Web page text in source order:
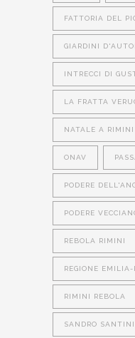
FATTORIA DEL
GIARDINI
INTRECCI DI
LA FRATTA
NATALE A RIMINI
ONAV
PODERE
PODERE
REBOLA RIMINI
REGIONE EMILIA-
RIMINI REBOLA
SANDRO SANTINI